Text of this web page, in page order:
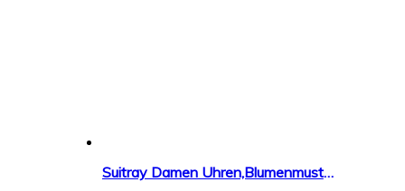
Suitray Damen Uhren,Blumenmuster Frauen Armbanduhr Analoge Quarzuhr Freizeit Uhr Geschenk,Runde Zifferblattgehäuse Lederband Uhren